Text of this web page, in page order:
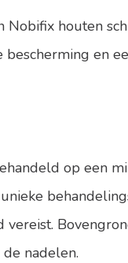
Nobifix houten
en
op een
nadelen.